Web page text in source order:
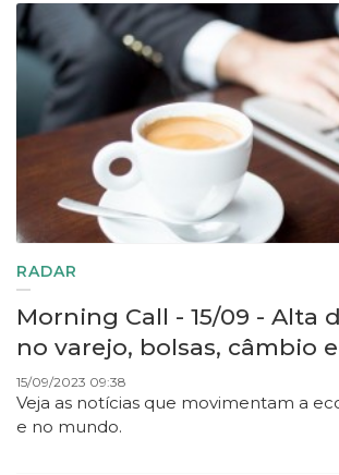
RADAR
Morning Call - 15/09 - Alta
no varejo, bolsas, câmbio
15/09/2023 09:38
Veja as notícias que movimentam a
e no mundo.